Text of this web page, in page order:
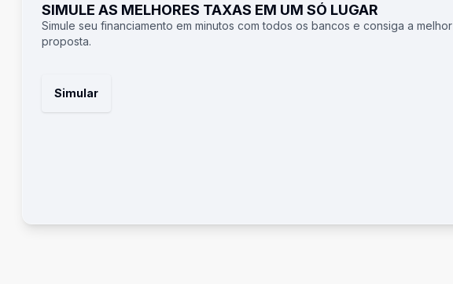
SIMULE AS MELHORES TAXAS EM UM SÓ LUGAR
Simule seu financiamento em minutos com todos os bancos e consiga a melhor
proposta.
Simular